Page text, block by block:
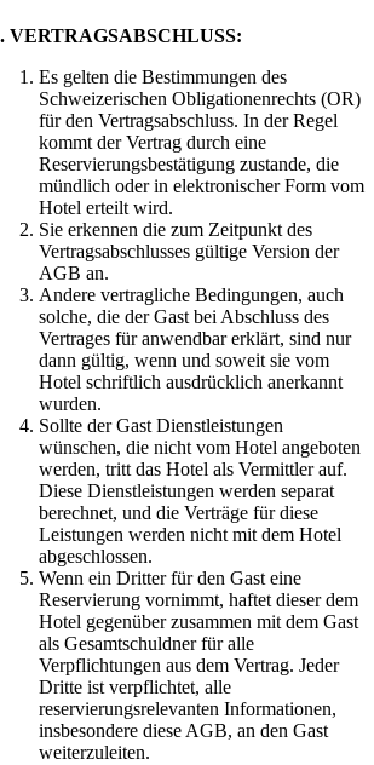
VERTRAGSABSCHLUSS:
Es gelten die Bestimmungen des
Schweizerischen Obligationenrechts (OR)
für den Vertragsabschluss. In der Regel
kommt der Vertrag durch eine
Reservierungsbestätigung zustande, die
mündlich oder in elektronischer Form vom
Hotel erteilt wird.
Sie erkennen die zum Zeitpunkt des
Vertragsabschlusses gültige Version der
AGB an.
Andere vertragliche Bedingungen, auch
solche, die der Gast bei Abschluss des
Vertrages für anwendbar erklärt, sind nur
dann gültig, wenn und soweit sie vom
Hotel schriftlich ausdrücklich anerkannt
wurden.
Sollte der Gast Dienstleistungen
wünschen, die nicht vom Hotel angeboten
werden, tritt das Hotel als Vermittler auf.
Diese Dienstleistungen werden separat
berechnet, und die Verträge für diese
Leistungen werden nicht mit dem Hotel
abgeschlossen.
Wenn ein Dritter für den Gast eine
Reservierung vornimmt, haftet dieser dem
Hotel gegenüber zusammen mit dem Gast
als Gesamtschuldner für alle
Verpflichtungen aus dem Vertrag. Jeder
Dritte ist verpflichtet, alle
reservierungsrelevanten Informationen,
insbesondere diese AGB, an den Gast
weiterzuleiten.